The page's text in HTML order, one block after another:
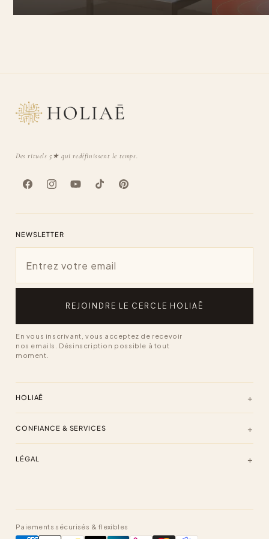
Des rituels 5★ qui redéfinissent le temps.
Facebook
InstagramYouTubeTikTokPinterest
NEWSLETTER
REJOINDRE LE CERCLE HOLIAĒ
En vous inscrivant, vous acceptez de recevoir
nos emails. Désinscription possible à tout
moment.
HOLIAĒ
CONFIANCE & SERVICES
LÉGAL
Paiements sécurisés & flexibles